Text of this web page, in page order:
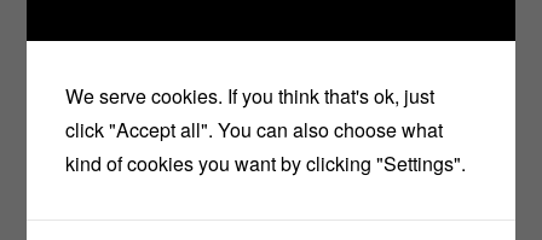
ένα πολυτελέστατο μπάνιο!!!
Καλή επιτυχία!!
We serve cookies. If you think that's ok, just
click "Accept all". You can also choose what
kind of cookies you want by clicking "Settings".